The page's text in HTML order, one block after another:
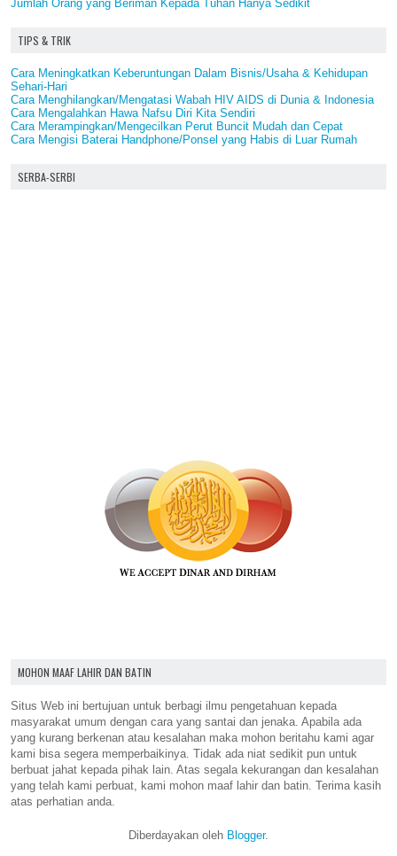
Jumlah Orang yang Beriman Kepada Tuhan Hanya Sedikit
TIPS & TRIK
Cara Meningkatkan Keberuntungan Dalam Bisnis/Usaha & Kehidupan
Sehari-Hari
Cara Menghilangkan/Mengatasi Wabah HIV AIDS di Dunia & Indonesia
Cara Mengalahkan Hawa Nafsu Diri Kita Sendiri
Cara Merampingkan/Mengecilkan Perut Buncit Mudah dan Cepat
Cara Mengisi Baterai Handphone/Ponsel yang Habis di Luar Rumah
SERBA-SERBI
MOHON MAAF LAHIR DAN BATIN
Situs Web ini bertujuan untuk berbagi ilmu pengetahuan kepada
masyarakat umum dengan cara yang santai dan jenaka. Apabila ada
yang kurang berkenan atau kesalahan maka mohon beritahu kami agar
kami bisa segera memperbaikinya. Tidak ada niat sedikit pun untuk
berbuat jahat kepada pihak lain. Atas segala kekurangan dan kesalahan
yang telah kami perbuat, kami mohon maaf lahir dan batin. Terima kasih
atas perhatian anda.
Diberdayakan oleh Blogger.